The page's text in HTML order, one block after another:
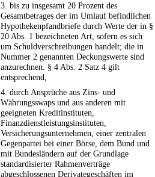
3. bis zu insgesamt 20 Prozent des
Gesamtbetrages der im Umlauf befindlichen
Hypothekenpfandbriefe durch Werte der in §
20 Abs. 1 bezeichneten Art, sofern es sich
um Schuldverschreibungen handelt; die in
Nummer 2 genannten Deckungswerte sind
anzurechnen. § 4 Abs. 2 Satz 4 gilt
entsprechend,
4. durch Ansprüche aus Zins- und
Währungsswaps und aus anderen mit
geeigneten Kreditinstituten,
Finanzdienstleistungsinstituten,
Versicherungsunternehmen, einer zentralen
Gegenpartei bei einer Börse, dem Bund und
mit Bundesländern auf der Grundlage
standardisierter Rahmenverträge
abgeschlossenen Derivategeschäften im